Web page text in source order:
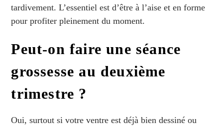
tardivement. L’essentiel est d’être à l’aise et en forme
pour profiter pleinement du moment.
Peut-on faire une séance
grossesse au deuxième
trimestre ?
Oui, surtout si votre ventre est déjà bien dessiné ou